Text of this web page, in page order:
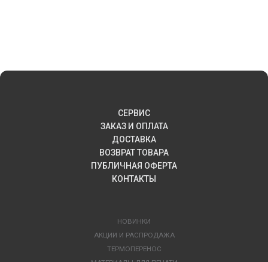
СЕРВИС
ЗАКАЗ И ОПЛАТА
ДОСТАВКА
ВОЗВРАТ ТОВАРА
ПУБЛИЧНАЯ ОФЕРТА
КОНТАКТЫ
НОВИНКИ
АКЦИИ И РАСПРОДАЖА
ТЕРМОПЕРЕНОС